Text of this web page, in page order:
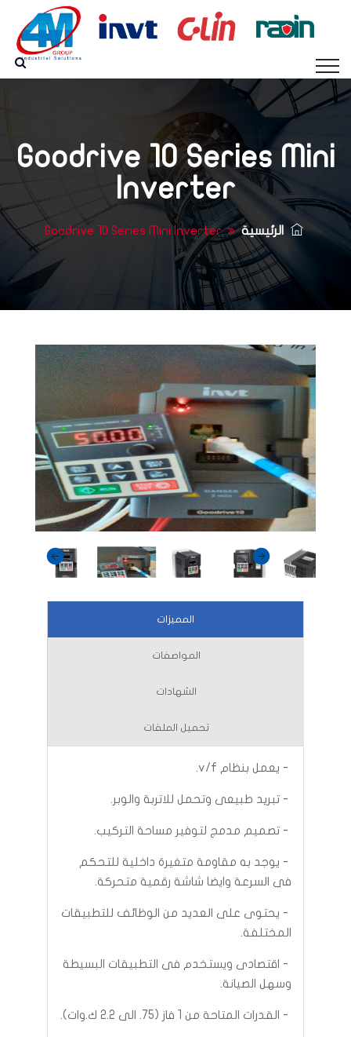
Goodrive 10 Series Mini
Inverter
الرئيسية Goodrive 10 Series Mini Inverter
المميزات
المواصفات
الشهادات
تحميل الملفات
- يعمل بنظام v/f.
- تبريد طبيعى وتحمل للاتربة والوبر.
- تصميم مدمج لتوفير مساحة التركيب.
- يوجد به مقاومة متغيرة داخلية للتحكم
فى السرعة وايضا شاشة رقمية متحركة.
- يحتوى على العديد من الوظائف للتطبيقات
المختلفة.
- اقتصادى ويستخدم فى التطبيقات البسيطة
وسهل الصيانة.
- القدرات المتاحة من 1 فاز (75. الى 2.2 ك.وات).